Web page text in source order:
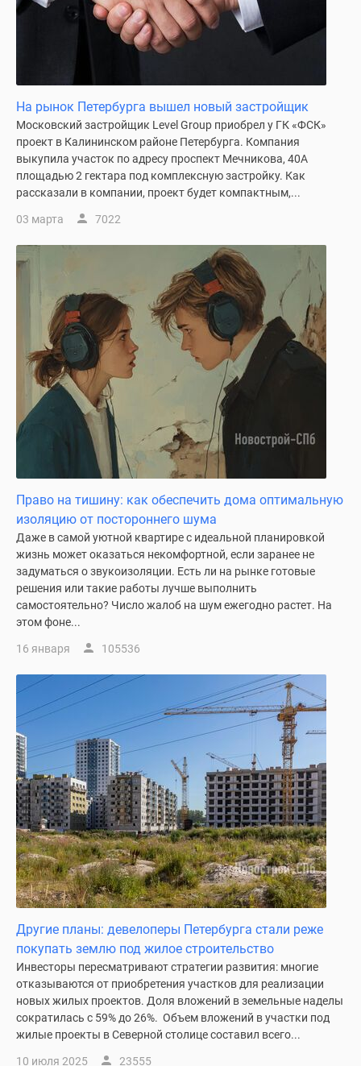
Новостройки
премиум-
класса
Новостройки
бизнес-
класса
Дома
Коттеджные
Петербурге
Коттеджные
поселки
Ленинградской
обл
Строящиеся
коттеджные
поселки
Коттеджные
поселки
леса
Коттеджные
водоема
Коттеджные
поселки
ипотеку
Бизнес-
центры
Коттеджи
Траншевая
ипотека
Скидки
акции
Макс
Рассрочка
На рынок Петербурга вышел новый застройщик
Московский застройщик Level Group приобрел у ГК «ФСК»
проект в Калининском районе Петербурга. Компания
выкупила участок по адресу проспект Мечникова, 40А
площадью 2 гектара под комплексную застройку. Как
рассказали в компании, проект будет компактным,...
03 марта 7022
Право на тишину: как обеспечить дома оптимальную
изоляцию от постороннего шума
Даже в самой уютной квартире с идеальной планировкой
жизнь может оказаться некомфортной, если заранее не
задуматься о звукоизоляции. Есть ли на рынке готовые
решения или такие работы лучше выполнить
самостоятельно? Число жалоб на шум ежегодно растет. На
этом фоне...
16 января 105536
Другие планы: девелоперы Петербурга стали реже
покупать землю под жилое строительство
Инвесторы пересматривают стратегии развития: многие
отказываются от приобретения участков для реализации
новых жилых проектов. Доля вложений в земельные наделы
сократилась с 59% до 26%. Объем вложений в участки под
жилые проекты в Северной столице составил всего...
10 июля 2025 23555